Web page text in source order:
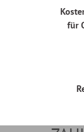
für